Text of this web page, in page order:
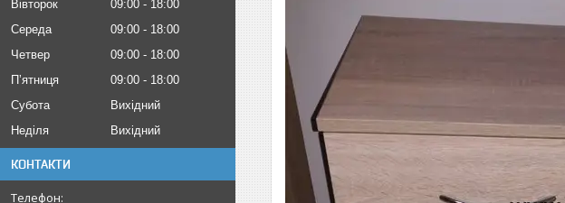
Вівторок
09:00
18:00
Середа
09:00
18:00
Четвер
09:00
18:00
Пʼятниця
09:00
18:00
Субота
Вихідний
Неділя
Вихідний
КОНТАКТИ